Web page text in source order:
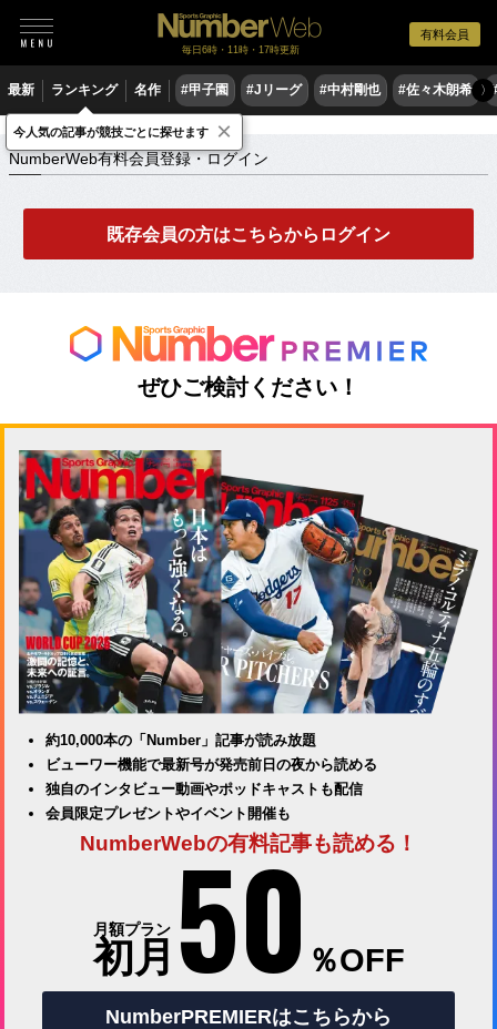
有料会員
毎日6時・11時・17時更新
最新 ランキング 名作 #甲子園 #Jリーグ #中村剛也 #佐々木朗希 〉
NumberWeb有料会員登録・ログイン
NumberWeb有料会員登録・ログイン
既存会員の方はこちらからログイン
ぜひご検討ください！
約10,000本の「Number」記事が読み放題
ビューワー機能で最新号が発売前日の夜から読める
独自のインタビュー動画やポッドキャストも配信
会員限定プレゼントやイベント開催も
NumberWebの有料記事も読める！
月額プラン
初月 50 ％OFF
NumberPREMIERはこちらから
今人気の記事が競技ごとに探せます ×